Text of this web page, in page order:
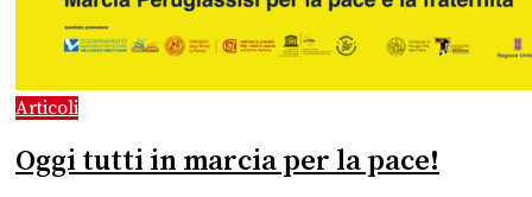
Articoli
Oggi tutti in marcia per la pace!